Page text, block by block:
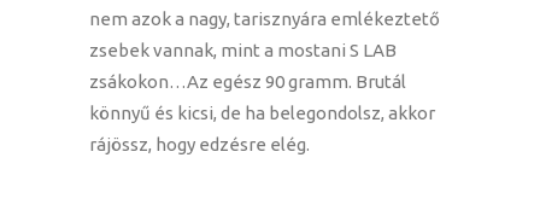
nem azok a nagy, tarisznyára emlékeztető
zsebek vannak, mint a mostani S LAB
zsákokon…Az egész 90 gramm. Brutál
könnyű és kicsi, de ha belegondolsz, akkor
rájössz, hogy edzésre elég.